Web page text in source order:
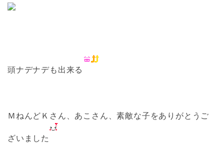
頭ナデナデも出来る
ＭねんどＫさん、あこさん、素敵な子をありがとうご
ざいました